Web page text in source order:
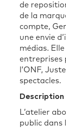
de
de la
compte,
une envie
médias.
entreprises
l’ONF,
spectacles.
Description
L’atelier
public dans